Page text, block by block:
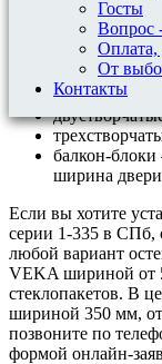
Госты
Вопрос
Оплата,
От
Контакты
У хрущевских
см шире, чем у
окон в таких
блоки следующих
балкон-
ширина
Если вы хотите
серии 1-335 в СПб,
любой вариант
VEKA шириной от
стеклопакетов. В
шириной 350 мм,
позвоните по
формой онлайн-